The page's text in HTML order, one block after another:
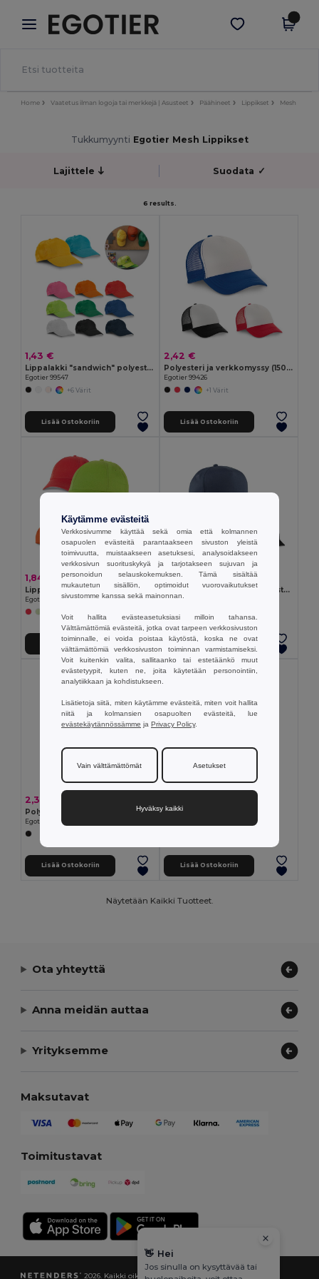
× Egotier-sovellus
Paremmat hinnat appissa!
Hae sovellus
Home Vaatetus ilman logoja tai merkkejä | Asusteet Päähineet Lippikset Mesh
Tukkumyynti Egotier Mesh Lippikset
Lajittele Suodata ✓
6 results.
1,43 €
Lippalakki "sandwich" polyesteriä
Egotier 99547
+6 Värit
Lisää Ostokoriin
2,42 €
Polyesteri ja verkkomyssy (150 g/m²)
Egotier 99426
+1 Värit
Lisää Ostokoriin
1,84 €
Lippahattu
Egotier 99415
Lisää Ostokoriin
2,98 €
Kierrätyspolyesteristä valmistettu korkki (100 % rPET)
Egotier 99160
Lisää Ostokoriin
2,30 €
Polyesteri- ja verkkokangaslippis (150 g/m²)
Egotier 99172
Lisää Ostokoriin
Polyesterilakki
Lisää Ostokoriin
Näytetään Kaikki Tuotteet.
Ota yhteyttä
Anna meidän auttaa
Yrityksemme
Maksutavat
Toimitustavat
2026. Kaikki oikeudet pidätetään
Käytämme evästeitä
Verkkosivumme käyttää sekä omia että kolmannen
osapuolen evästeitä parantaakseen sivuston yleistä
toimivuutta, muistaakseen asetuksesi, analysoidakseen
verkkosivun suorituskykyä ja tarjotakseen sujuvan ja
personoidun selauskokemuksen. Tämä sisältää
mukautetun sisällön, optimoidut vuorovaikutukset
sivustomme kanssa sekä mainonnan.
Voit hallita evästeasetuksiasi milloin tahansa.
Välttämättömiä evästeitä, jotka ovat tarpeen verkkosivuston
toiminnalle, ei voida poistaa käytöstä, koska ne ovat
välttämättömiä verkkosivuston toiminnan varmistamiseksi.
Voit kuitenkin valita, sallitaanko tai estetäänkö muut
evästetyypit, kuten ne, joita käytetään personointiin,
analytiikkaan ja kohdistukseen.
Lisätietoja siitä, miten käytämme evästeitä, miten voit hallita
niitä ja kolmansien osapuolten evästeitä, lue
evästekäytännössämme ja Privacy Policy.
Vain välttämättömät Asetukset
Hyväksy kaikki
👋 Hei
Jos sinulla on kysyttävää tai